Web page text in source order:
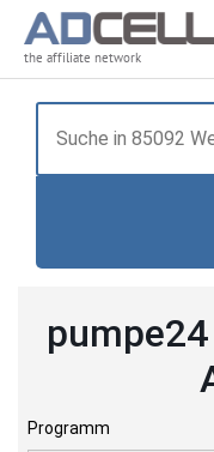
the affiliate network
Programm